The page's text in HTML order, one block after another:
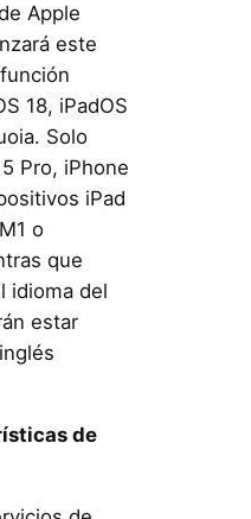
Apple
este
18, iPadOS
Solo
Pro, iPhone
iPad
o
que
idioma del
estar
de